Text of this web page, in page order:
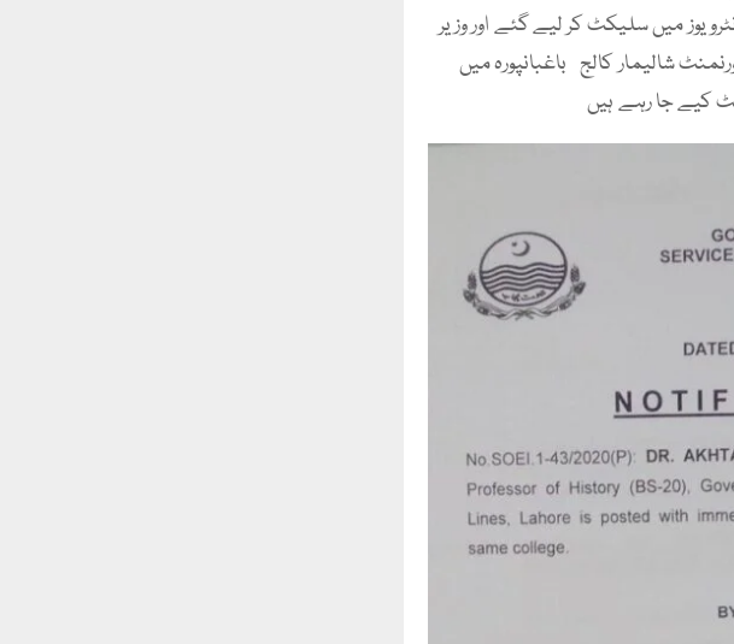
میں سلیکٹ کر لیے گئے اور وزیر
شالیمار کالج باغبانپورہ میں
کیے جا رہے ہیں